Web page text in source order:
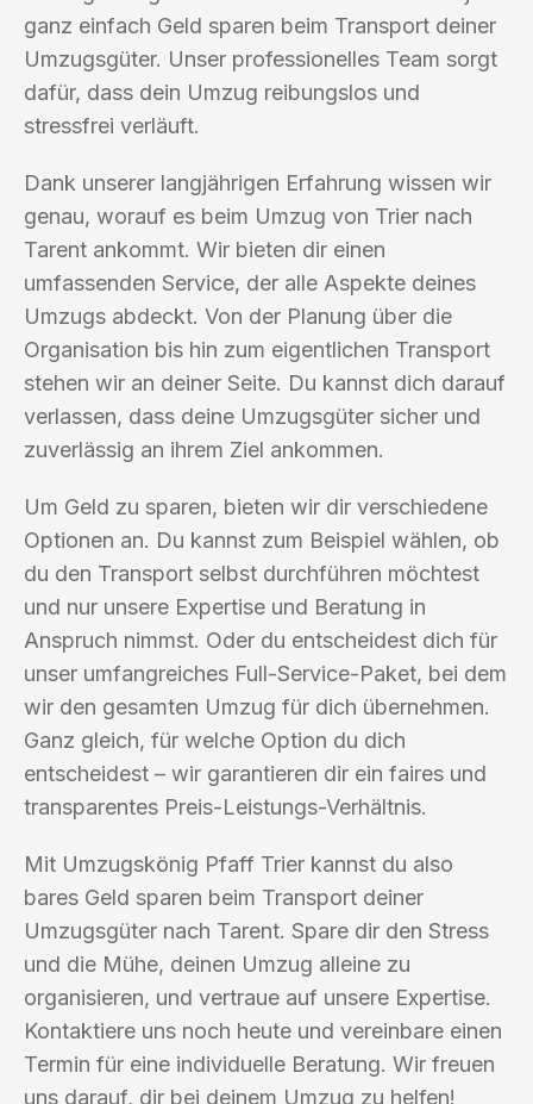
ganz einfach Geld sparen beim Transport deiner
Umzugsgüter. Unser professionelles Team sorgt
dafür, dass dein Umzug reibungslos und
stressfrei verläuft.
Dank unserer langjährigen Erfahrung wissen wir
genau, worauf es beim Umzug von Trier nach
Tarent ankommt. Wir bieten dir einen
umfassenden Service, der alle Aspekte deines
Umzugs abdeckt. Von der Planung über die
Organisation bis hin zum eigentlichen Transport
stehen wir an deiner Seite. Du kannst dich darauf
verlassen, dass deine Umzugsgüter sicher und
zuverlässig an ihrem Ziel ankommen.
Um Geld zu sparen, bieten wir dir verschiedene
Optionen an. Du kannst zum Beispiel wählen, ob
du den Transport selbst durchführen möchtest
und nur unsere Expertise und Beratung in
Anspruch nimmst. Oder du entscheidest dich für
unser umfangreiches Full-Service-Paket, bei dem
wir den gesamten Umzug für dich übernehmen.
Ganz gleich, für welche Option du dich
entscheidest – wir garantieren dir ein faires und
transparentes Preis-Leistungs-Verhältnis.
Mit Umzugskönig Pfaff Trier kannst du also
bares Geld sparen beim Transport deiner
Umzugsgüter nach Tarent. Spare dir den Stress
und die Mühe, deinen Umzug alleine zu
organisieren, und vertraue auf unsere Expertise.
Kontaktiere uns noch heute und vereinbare einen
Termin für eine individuelle Beratung. Wir freuen
uns darauf, dir bei deinem Umzug zu helfen!